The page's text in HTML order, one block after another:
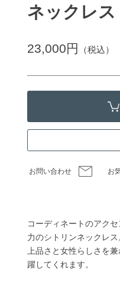
ネックレス
23,000円 （税込）
お問い合わせ お
コーディネートのアク
力のシトリンネックレス
上品さと女性らしさを
躍してくれます。